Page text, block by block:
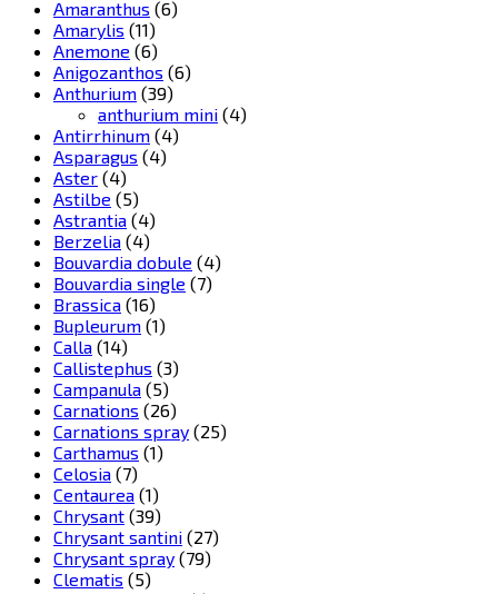
Amaranthus (6)
Amarylis (11)
Anemone (6)
Anigozanthos (6)
Anthurium (39)
anthurium mini (4)
Antirrhinum (4)
Asparagus (4)
Aster (4)
Astilbe (5)
Astrantia (4)
Berzelia (4)
Bouvardia dobule (4)
Bouvardia single (7)
Brassica (16)
Bupleurum (1)
Calla (14)
Callistephus (3)
Campanula (5)
Carnations (26)
Carnations spray (25)
Carthamus (1)
Celosia (7)
Centaurea (1)
Chrysant (39)
Chrysant santini (27)
Chrysant spray (79)
Clematis (5)